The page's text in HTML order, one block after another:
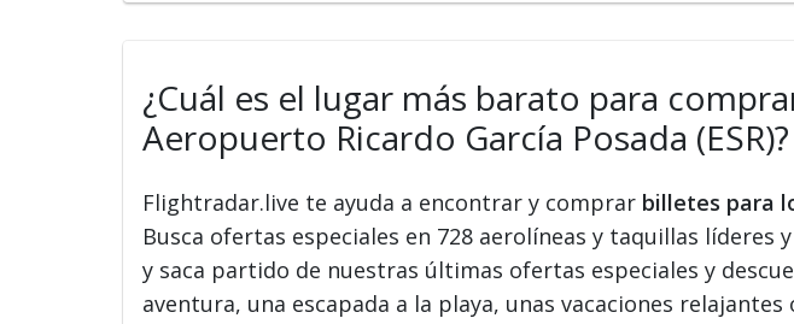
¿Cuál es el lugar más barato para
Aeropuerto Ricardo García Posada (ESR)?
Flightradar.live te ayuda a encontrar y comprar billetes para
Busca ofertas especiales en 728 aerolíneas y taquillas
y saca partido de nuestras últimas ofertas especiales y
aventura, una escapada a la playa, unas vacaciones